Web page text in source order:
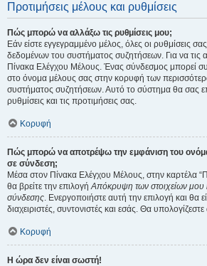
Προτιμήσεις μέλους και ρυθμίσεις
Πώς μπορώ να αλλάξω τις ρυθμίσεις μου;
Εάν είστε εγγεγραμμένο μέλος, όλες οι ρυθμίσεις
δεδομένων του συστήματος συζητήσεων. Για να τις
Πίνακα Ελέγχου Μέλους. Ένας σύνδεσμος μπορεί
στο όνομα μέλους σας στην κορυφή των
συστήματος συζητήσεων. Αυτό το σύστημα θα σας
ρυθμίσεις και τις προτιμήσεις σας.
Κορυφή
Πώς μπορώ να αποτρέψω την εμφάνιση του
σε σύνδεση;
Μέσα στον Πίνακα Ελέγχου Μέλους, στην καρτέλα
θα βρείτε την επιλογήΑπόκρυψη των στοιχείων μου
σύνδεσης. Ενεργοποιήστε αυτή την επιλογή και θα
διαχειριστές, συντονιστές και εσάς. Θα
Κορυφή
Η ώρα δεν είναι σωστή!